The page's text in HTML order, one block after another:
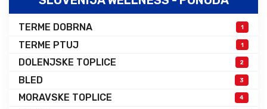
TERME DOBRNA 1
TERME PTUJ 1
DOLENJSKE TOPLICE 2
BLED 3
MORAVSKE TOPLICE 4